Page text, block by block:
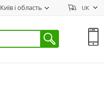
Київ і область UK